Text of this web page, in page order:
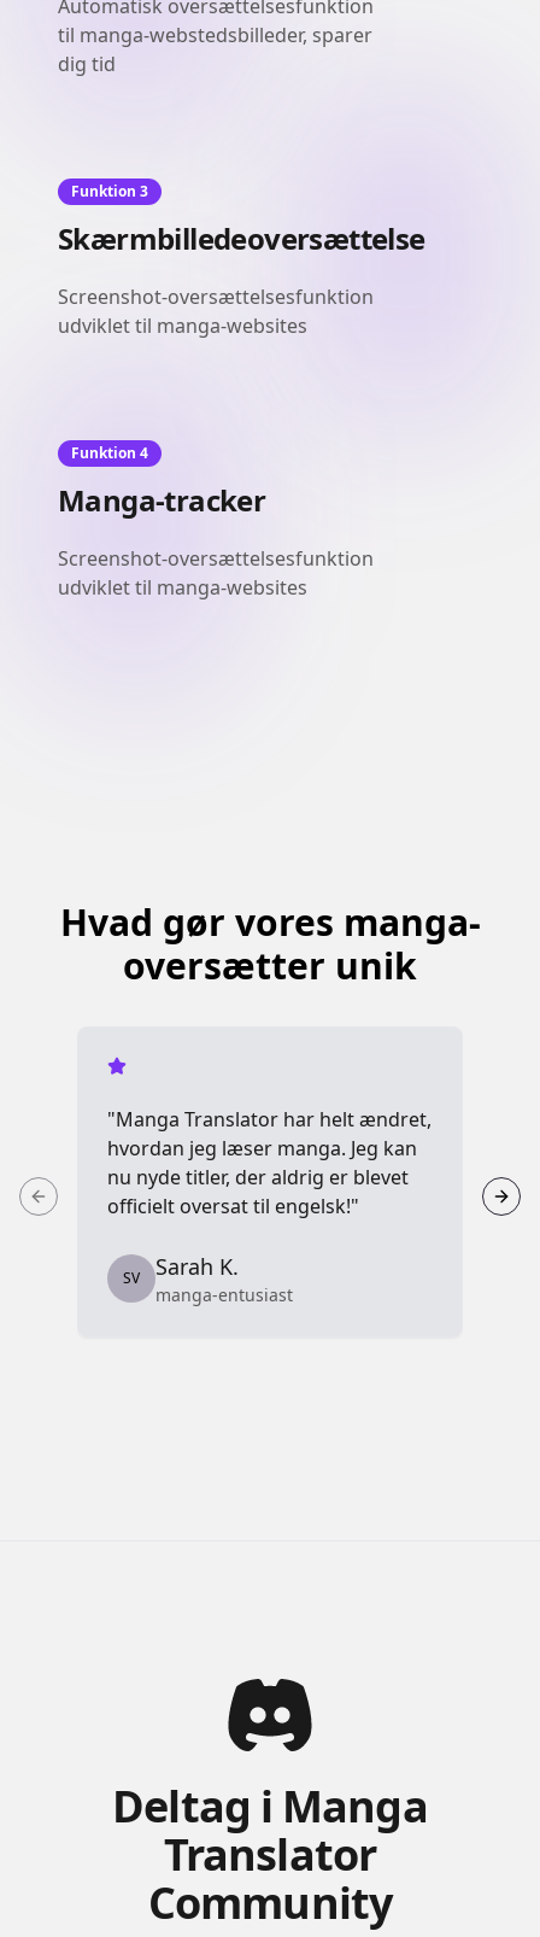
Automatisk oversættelsesfunktion
til manga-webstedsbilleder, sparer
dig tid
Funktion 3
Skærmbilledeoversættelse
Screenshot-oversættelsesfunktion
udviklet til manga-websites
Funktion 4
Manga-tracker
Screenshot-oversættelsesfunktion
udviklet til manga-websites
Hvad gør vores manga-
oversætter unik
"Manga Translator har helt ændret,
hvordan jeg læser manga. Jeg kan
nu nyde titler, der aldrig er blevet
officielt oversat til engelsk!"
SV Sarah K.
manga-entusiast
er
Deltag i Manga
Translator
Community